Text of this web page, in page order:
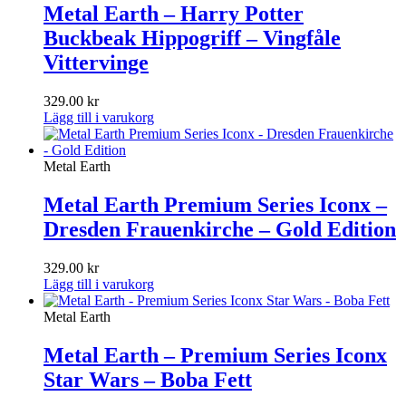
Metal Earth – Harry Potter
Buckbeak Hippogriff – Vingfåle
Vittervinge
329.00 kr
Lägg till i varukorg
Metal Earth
Metal Earth Premium Series Iconx –
Dresden Frauenkirche – Gold Edition
329.00 kr
Lägg till i varukorg
Metal Earth
Metal Earth – Premium Series Iconx
Star Wars – Boba Fett